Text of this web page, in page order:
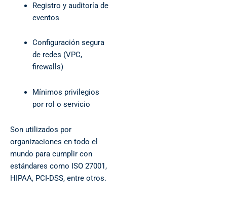
Registro y auditoría de
eventos
Configuración segura
de redes (VPC,
firewalls)
Mínimos privilegios
por rol o servicio
Son utilizados por
organizaciones en todo el
mundo para cumplir con
estándares como ISO 27001,
HIPAA, PCI-DSS, entre otros.